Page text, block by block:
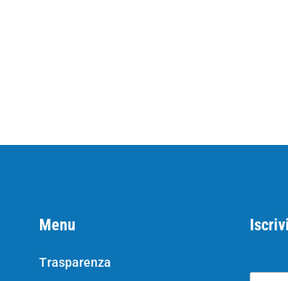
Menu
Trasparenza